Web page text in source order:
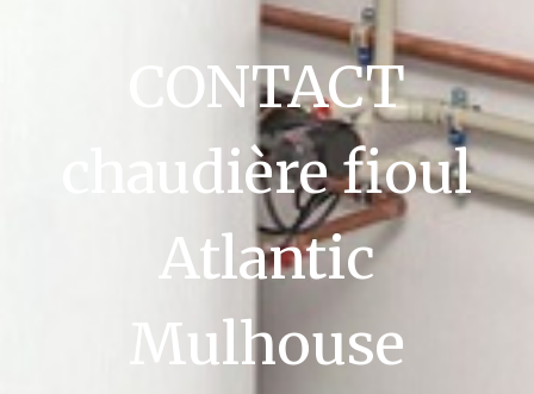
CONTACT
chaudière fioul
Atlantic
Mulhouse